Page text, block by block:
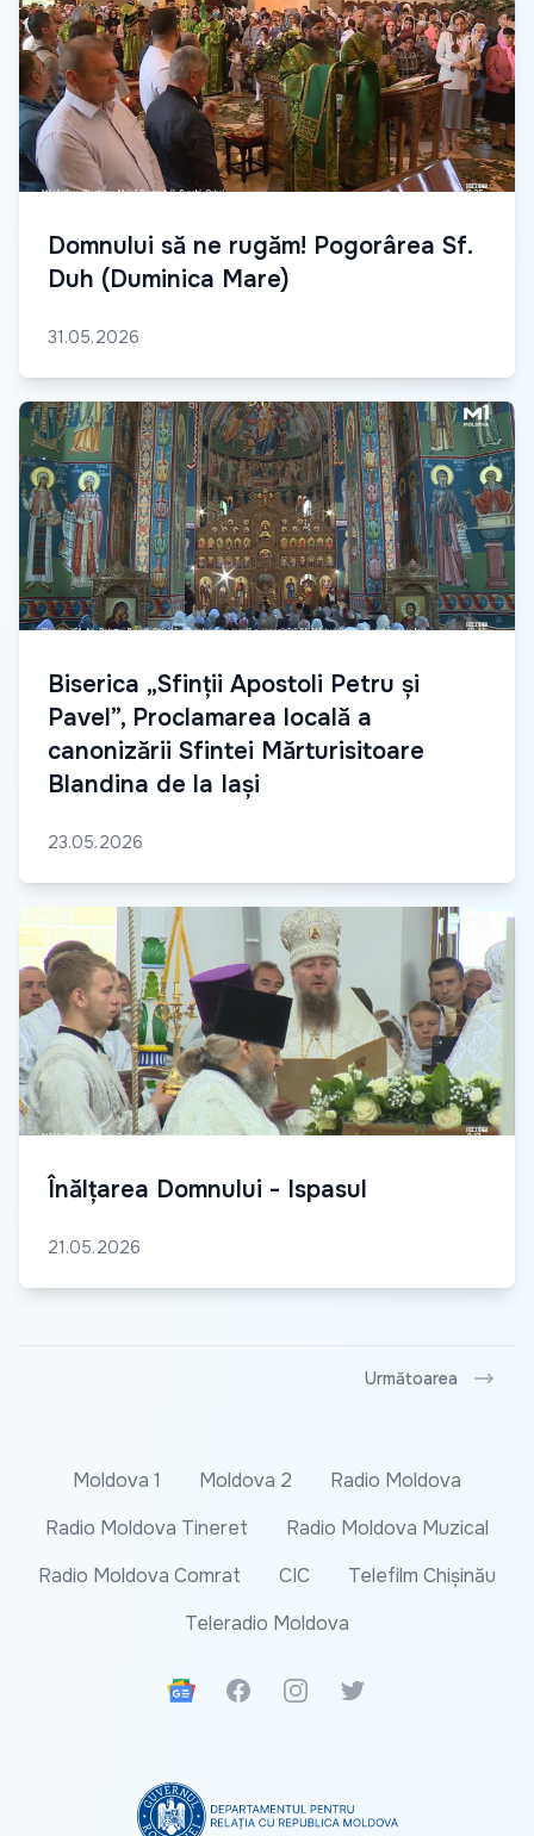
Domnului să ne rugăm! Pogorârea Sf.
Duh (Duminica Mare)
31.05.2026
Biserica „Sfinții Apostoli Petru și
Pavel”, Proclamarea locală a
canonizării Sfintei Mărturisitoare
Blandina de la Iași
23.05.2026
Înălțarea Domnului - Ispasul
21.05.2026
Următoarea
Moldova 1 Moldova 2
Radio Moldova
Radio Moldova Tineret
Radio Moldova Muzical
Radio Moldova Comrat
CIC
Telefilm Chișinău
Teleradio Moldova
Google News
FacebookInstagramTwitter